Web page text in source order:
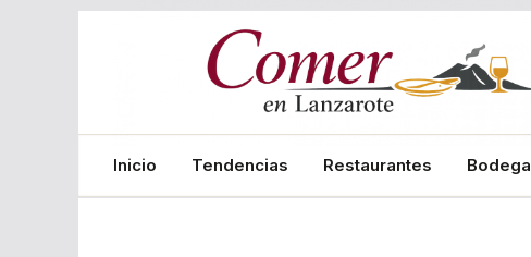
Inicio Tendencias Restaurantes Bodega